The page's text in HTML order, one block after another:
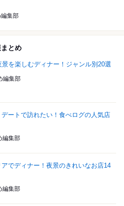
集部
とめ
を楽しむディナー！ジャンル別20選
編集部
デートで訪れたい！食べログの人気店
編集部
でディナー！夜景のきれいなお店14
編集部